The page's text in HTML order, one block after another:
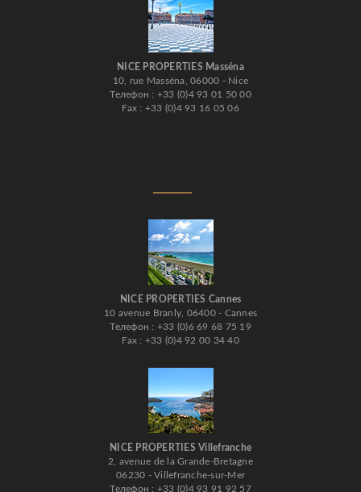
NICE PROPERTIES Masséna
10, rue Masséna, 06000 - Nice
Телефон : +33 (0)4 93 01 50 00
Fax : +33 (0)4 93 16 05 06
NICE PROPERTIES Cannes
10 avenue Branly, 06400 - Cannes
Телефон : +33 (0)6 69 68 75 19
Fax : +33 (0)4 92 00 34 40
NICE PROPERTIES Villefranche
2, avenue de la Grande-Bretagne
06230 - Villefranche-sur-Mer
Телефон : +33 (0)4 93 91 92 57